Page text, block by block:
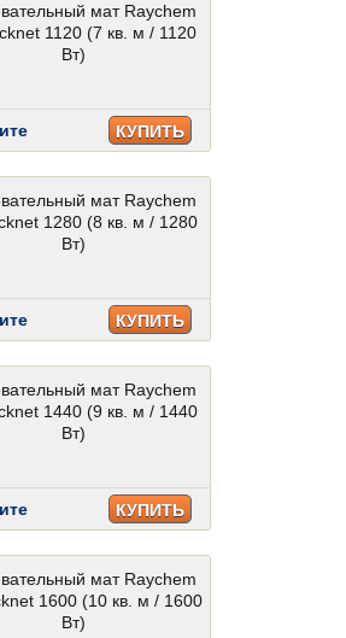
мат Raychem
1120 (7 кв. м / 1120
Вт)
КУПИТЬ
мат Raychem
1280 (8 кв. м / 1280
Вт)
КУПИТЬ
мат Raychem
1440 (9 кв. м / 1440
Вт)
КУПИТЬ
мат Raychem
1600 (10 кв. м / 1600
Вт)